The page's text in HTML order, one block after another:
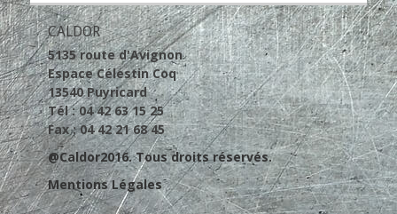
CALDOR
5135 route d'Avignon
Espace Célestin Coq
13540 Puyricard
Tél : 04 42 63 15 25
Fax : 04 42 21 68 45
@Caldor2016. Tous droits réservés.
Mentions Légales